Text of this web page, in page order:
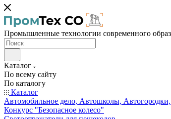
Промышленные технологии современного
Каталог
По всему сайту
По каталогу
Каталог
Автомобильное дело, Автошколы,
Конкурс "Безопасное колесо"